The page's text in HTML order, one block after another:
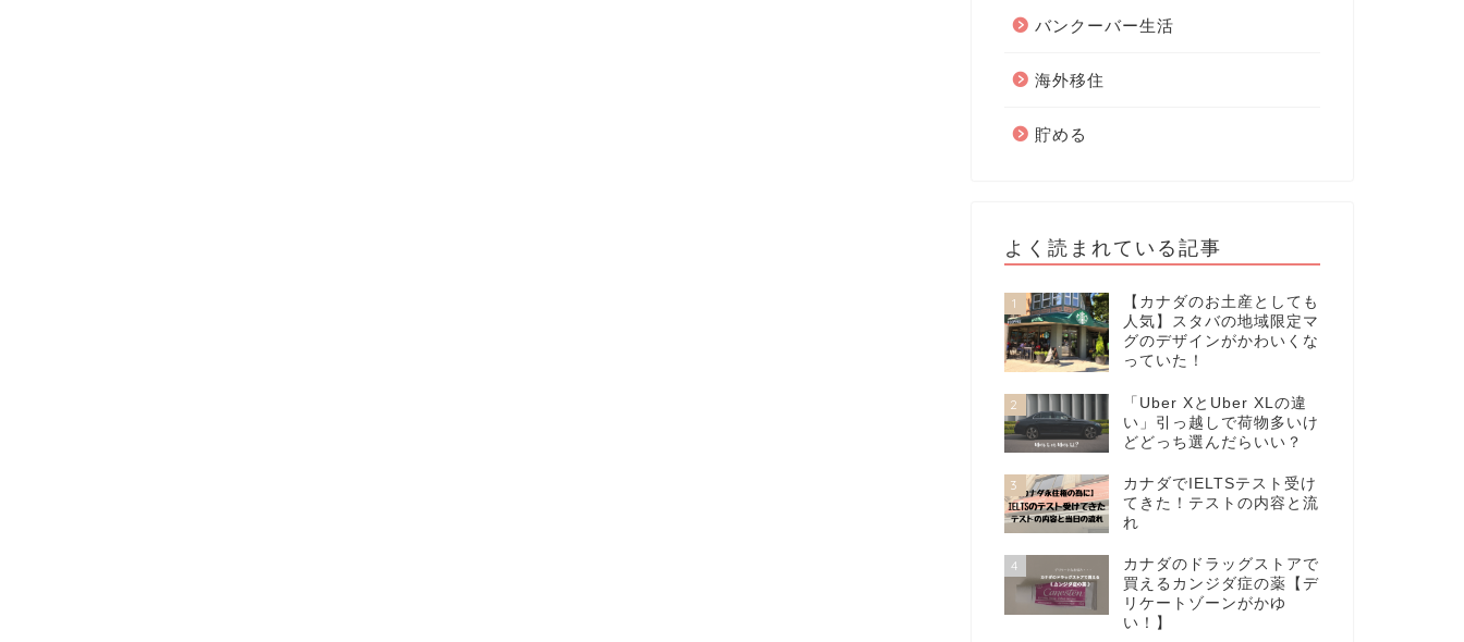
バンクーバー生活
海外移住
貯める
よく読まれている記事
1
【カナダのお土産としても
人気】スタバの地域限定マ
グのデザインがかわいくな
っていた！
2
「Uber XとUber XLの違
い」引っ越しで荷物多いけ
どどっち選んだらいい？
3
カナダでIELTSテスト受け
てきた！テストの内容と流
れ
4
カナダのドラッグストアで
買えるカンジダ症の薬【デ
リケートゾーンがかゆ
い！】